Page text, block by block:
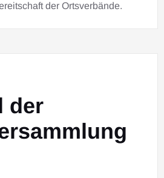
der Ortsverbände.
der